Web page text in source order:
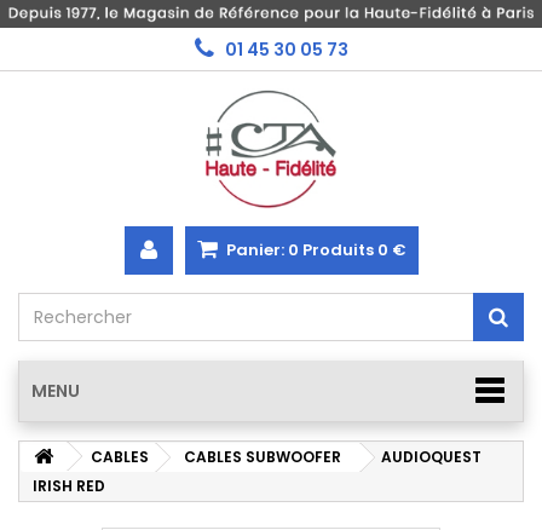
01 45 30 05 73
Panier: 0 Produits 0 €
MENU
CABLES CABLES SUBWOOFER
AUDIOQUEST
IRISH RED